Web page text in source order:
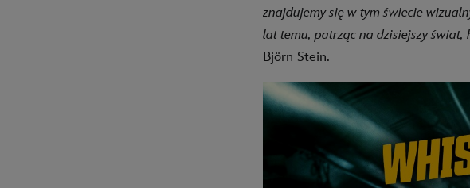
znajdujemy się w tym świecie
lat temu, patrząc na dzisiejszy
Björn Stein.